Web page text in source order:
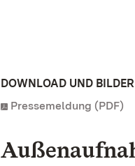
DOWNLOAD UND BILDER
Pressemeldung (PDF)